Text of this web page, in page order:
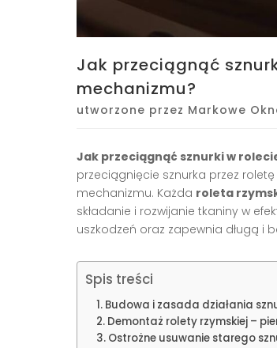
Jak przeciągnąć
mechanizmu?
utworzone przez Markowe
Jak przeciągnąć sznurki w
przeciągnięcie sznurka przez
mechanizmu. Każda roleta
składanie i rozwijanie tkaniny w
uszkodzeń oraz zapewnia długą i
Spis treści
Budowa i zasada działania
Demontaż rolety rzymskiej –
Ostrożne usuwanie starego